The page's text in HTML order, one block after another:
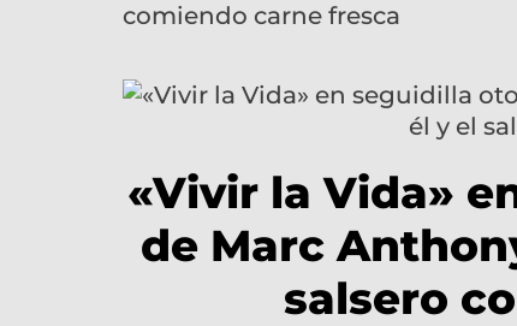
comiendo carne fresca
«Vivir la Vida»
de Marc
salsero